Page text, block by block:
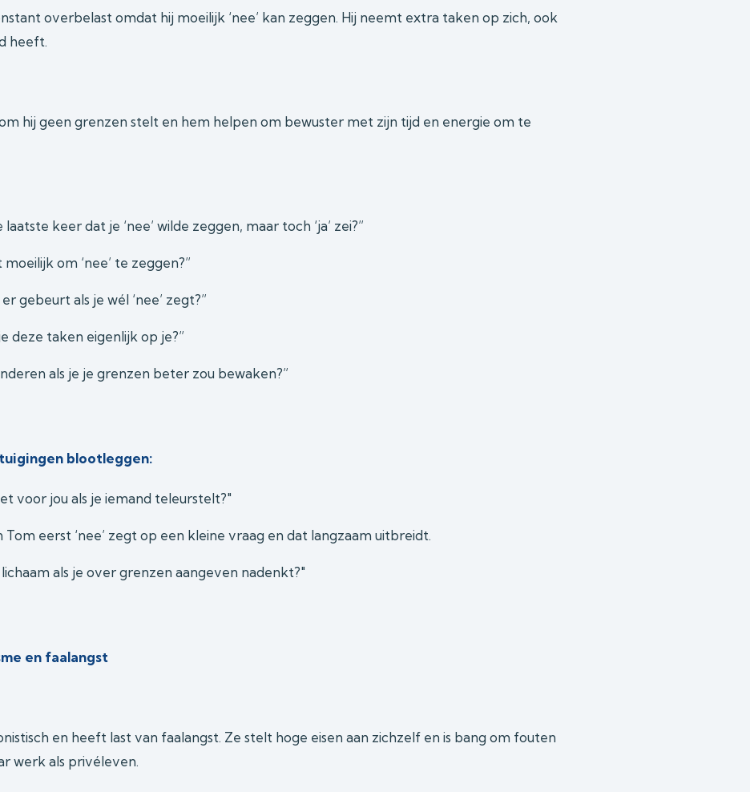
overbelast omdat hij moeilijk ‘nee’ kan zeggen. Hij neemt extra taken op zich, ook
heeft.
hij geen grenzen stelt en hem helpen om bewuster met zijn tijd en energie om te
keer dat je ‘nee’ wilde zeggen, maar toch ‘ja’ zei?”
om ‘nee’ te zeggen?”
gebeurt als je wél ‘nee’ zegt?”
deze taken eigenlijk op je?”
als je je grenzen beter zou bewaken?”
blootleggen:
voor jou als je iemand teleurstelt?"
Tom eerst ‘nee’ zegt op een kleine vraag en dat langzaam uitbreidt.
als je over grenzen aangeven nadenkt?"
en faalangst
en heeft last van faalangst. Ze stelt hoge eisen aan zichzelf en is bang om fouten
werk als privéleven.